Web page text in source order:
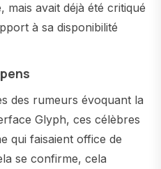
mais avait déjà été critiqué
à sa disponibilité
des rumeurs évoquant la
Glyph, ces célèbres
qui faisaient office de
se confirme, cela